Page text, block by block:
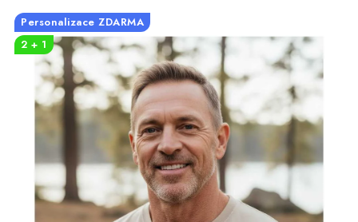
PRO PÁRY
VLASTNÍ MOTIV
TRIČKA
MIKINY
OKAMŽITĚ K ODBĚRU
Personalizace ZDARMA
2 + 1